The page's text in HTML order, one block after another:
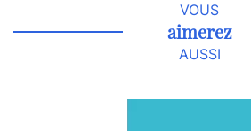
VOUS
aimerez
AUSSI